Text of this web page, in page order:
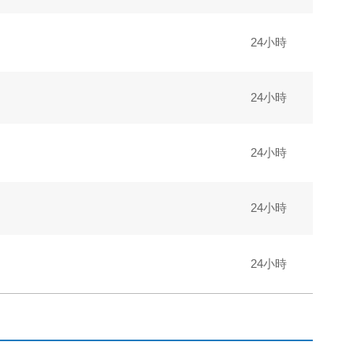
24小時
24小時
24小時
24小時
24小時